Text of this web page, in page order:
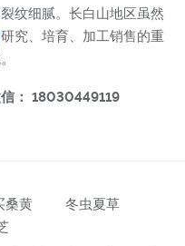
纹细腻。长白山地区虽然
研究、培育、加工销售的重
： 18030449119
桑黄
冬虫夏草